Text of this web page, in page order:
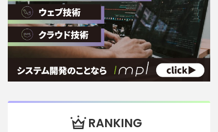
RANKING